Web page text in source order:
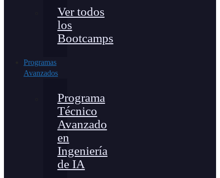
Ver todos
los
Bootcamps
Programas
Avanzados
Programa
Técnico
Avanzado
en
Ingeniería
de IA